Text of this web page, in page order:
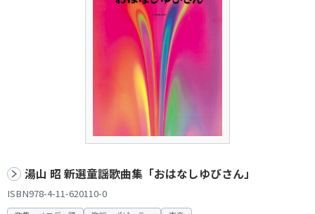
湯山 昭 新選童謡歌曲集「おはなしゆびさん」
ISBN978-4-11-620110-0